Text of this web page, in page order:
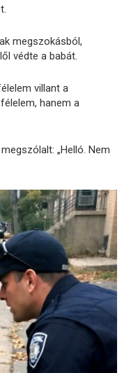
megszokásból,
védte a babát.
villant a
hanem a
„Helló. Nem